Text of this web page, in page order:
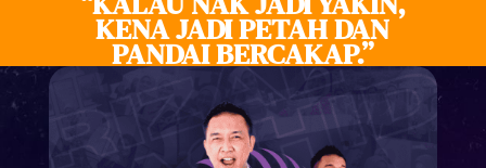
KENA JADI PETAH DAN
PANDAI BERCAKAP.”